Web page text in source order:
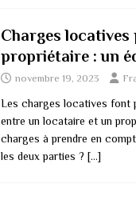
Charges
propriétaire : un
novembre 19, 2023
Les charges locatives font
entre un locataire et un
charges à prendre en
les deux parties ? […]